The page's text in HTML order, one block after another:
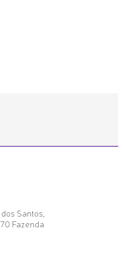
Santos,
Fazenda